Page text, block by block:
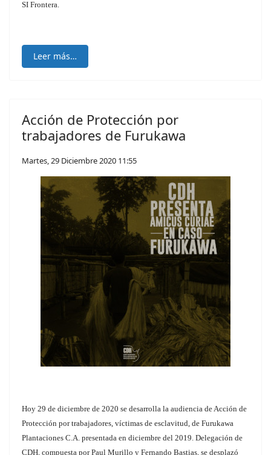
SI Frontera.
Leer más…
Acción de Protección por
trabajadores de Furukawa
Martes, 29 Diciembre 2020 11:55
Hoy 29 de diciembre de 2020 se desarrolla la audiencia de Acción de
Protección por trabajadores, víctimas de esclavitud, de Furukawa
Plantaciones C.A. presentada en diciembre del 2019. Delegación de
CDH, compuesta por Paul Murillo y Fernando Bastias, se desplazó